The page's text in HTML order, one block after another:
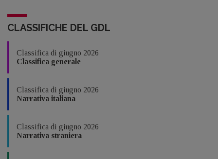
CLASSIFICHE DEL GDL
Classifica di giugno 2026
Classifica generale
Classifica di giugno 2026
Narrativa italiana
Classifica di giugno 2026
Narrativa straniera